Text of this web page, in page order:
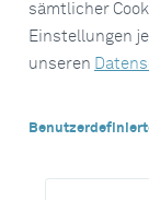
sämtlicher
Einstellungen
unseren